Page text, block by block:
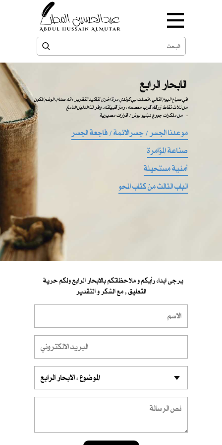
الابحار الرابع
في صباح اليوم التالي ، اتصلت بي كوندي مرة اخرى لتأكيد التقرير : انه صدام. الوشم المكون
من ثلاث نقاط زرقاء قرب معصمه ، رمز قبيلته. وفر لنا الدليل الدامغ
من مذكرات جورج دبليو بوش / قرارات مصيرية -
موعدنا الجسر / جسرالائمة / فاجعة الجسر
صناعة المؤامرة
أمنية مستحيلة
الباب الثالث من كتاب المحو
التعليق , مع الشكر و التقدير